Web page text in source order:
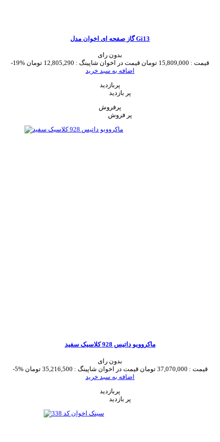
گاز صفحه ای اخوان مدل Gi13
بدون رای
-19%
قیمت : 15,809,000 تومان قیمت در اخوان شاپینگ : 12,805,290 تومان
اضافه به سبد خرید
پربازدید
پر بازدید
پرفروش
ماکروویو داتیس 928 کلاسیک سفید
بدون رای
-5%
قیمت : 37,070,000 تومان قیمت در اخوان شاپینگ : 35,216,500 تومان
اضافه به سبد خرید
پربازدید
پر بازدید